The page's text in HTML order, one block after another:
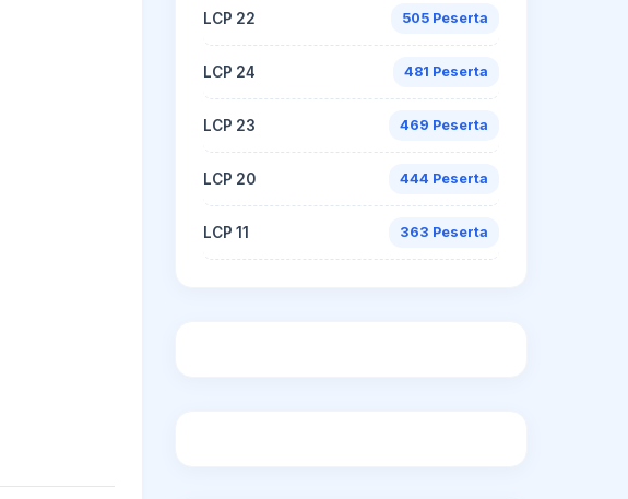
LCP 22 505 Peserta
LCP 24 481 Peserta
LCP 23 469 Peserta
LCP 20 444 Peserta
LCP 11 363 Peserta